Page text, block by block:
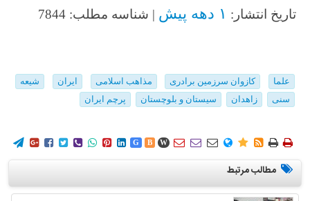
تاریخ انتشار: ۱ دهه پیش | شناسه مطلب: 7844
علما کازوان سرزمین برادری مذاهب اسلامی ایران
شیعه
سنی
زاهدان سیستان و بلوچستان پرچم ایران
        G B W        
مطالب مرتبط